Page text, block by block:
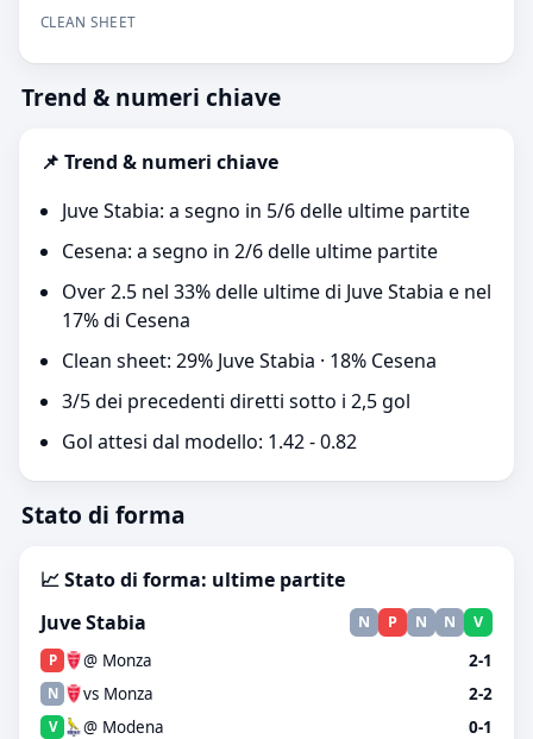
CLEAN SHEET
Trend & numeri chiave
📌 Trend & numeri chiave
Juve Stabia: a segno in 5/6 delle ultime partite
Cesena: a segno in 2/6 delle ultime partite
Over 2.5 nel 33% delle ultime di Juve Stabia e nel
17% di Cesena
Clean sheet: 29% Juve Stabia · 18% Cesena
3/5 dei precedenti diretti sotto i 2,5 gol
Gol attesi dal modello: 1.42 - 0.82
Stato di forma
📈 Stato di forma: ultime partite
Juve Stabia
N P N N V
P @ Monza 2-1
N vs Monza 2-2
V @ Modena 0-1